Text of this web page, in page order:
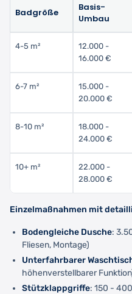
Badgröße
Basis-
Umbau
4-5 m²
12.000 -
16.000 €
6-7 m²
15.000 -
20.000 €
8-10 m²
18.000 -
24.000 €
10+ m²
22.000 -
28.000 €
Einzelmaßnahmen mit
Bodengleiche Dusche:
Fliesen, Montage)
Unterfahrbarer
höhenverstellbarer
Stützklappgriffe: 150 -